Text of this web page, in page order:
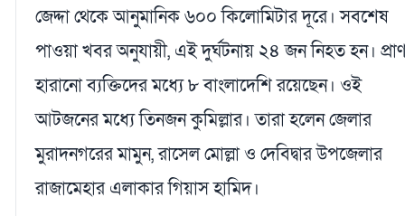
জেদ্দা থেকে আনুমানিক ৬০০ কিলোমিটার দূরে। সবশেষ
পাওয়া খবর অনুযায়ী, এই দুর্ঘটনায় ২৪ জন নিহত হন।
হারানো ব্যক্তিদের মধ্যে ৮ বাংলাদেশি রয়েছেন। ওই
আটজনের মধ্যে তিনজন কুমিল্লার। তারা হলেন জেলার
মুরাদনগরের মামুন, রাসেল মোল্লা ও দেবিদ্বার উপজেলার
রাজামেহার এলাকার গিয়াস হামিদ।